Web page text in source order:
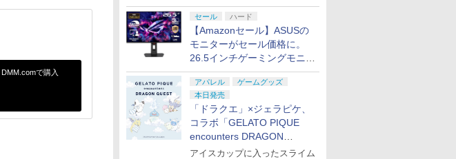
の2026年モデルがラインナ
ップ
セール ハード
【Amazonセール】ASUSの
モニターがセール価格に。
26.5インチゲーミングモニタ
ー「ROG Strix OLED
XG27ACDMS」限定モデルも
お買い得
アパレル
ゲームグッズ
本日発売
「ドラクエ」×ジェラピケ、
コラボ「GELATO PIQUE
encounters DRAGON
QUEST」第2弾が本日発売
アイスカップに入ったスライム
DMM.comで購入